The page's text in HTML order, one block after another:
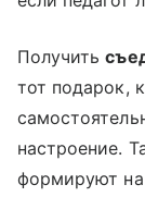
Получить
тот подарок,
настроение.
формируют на